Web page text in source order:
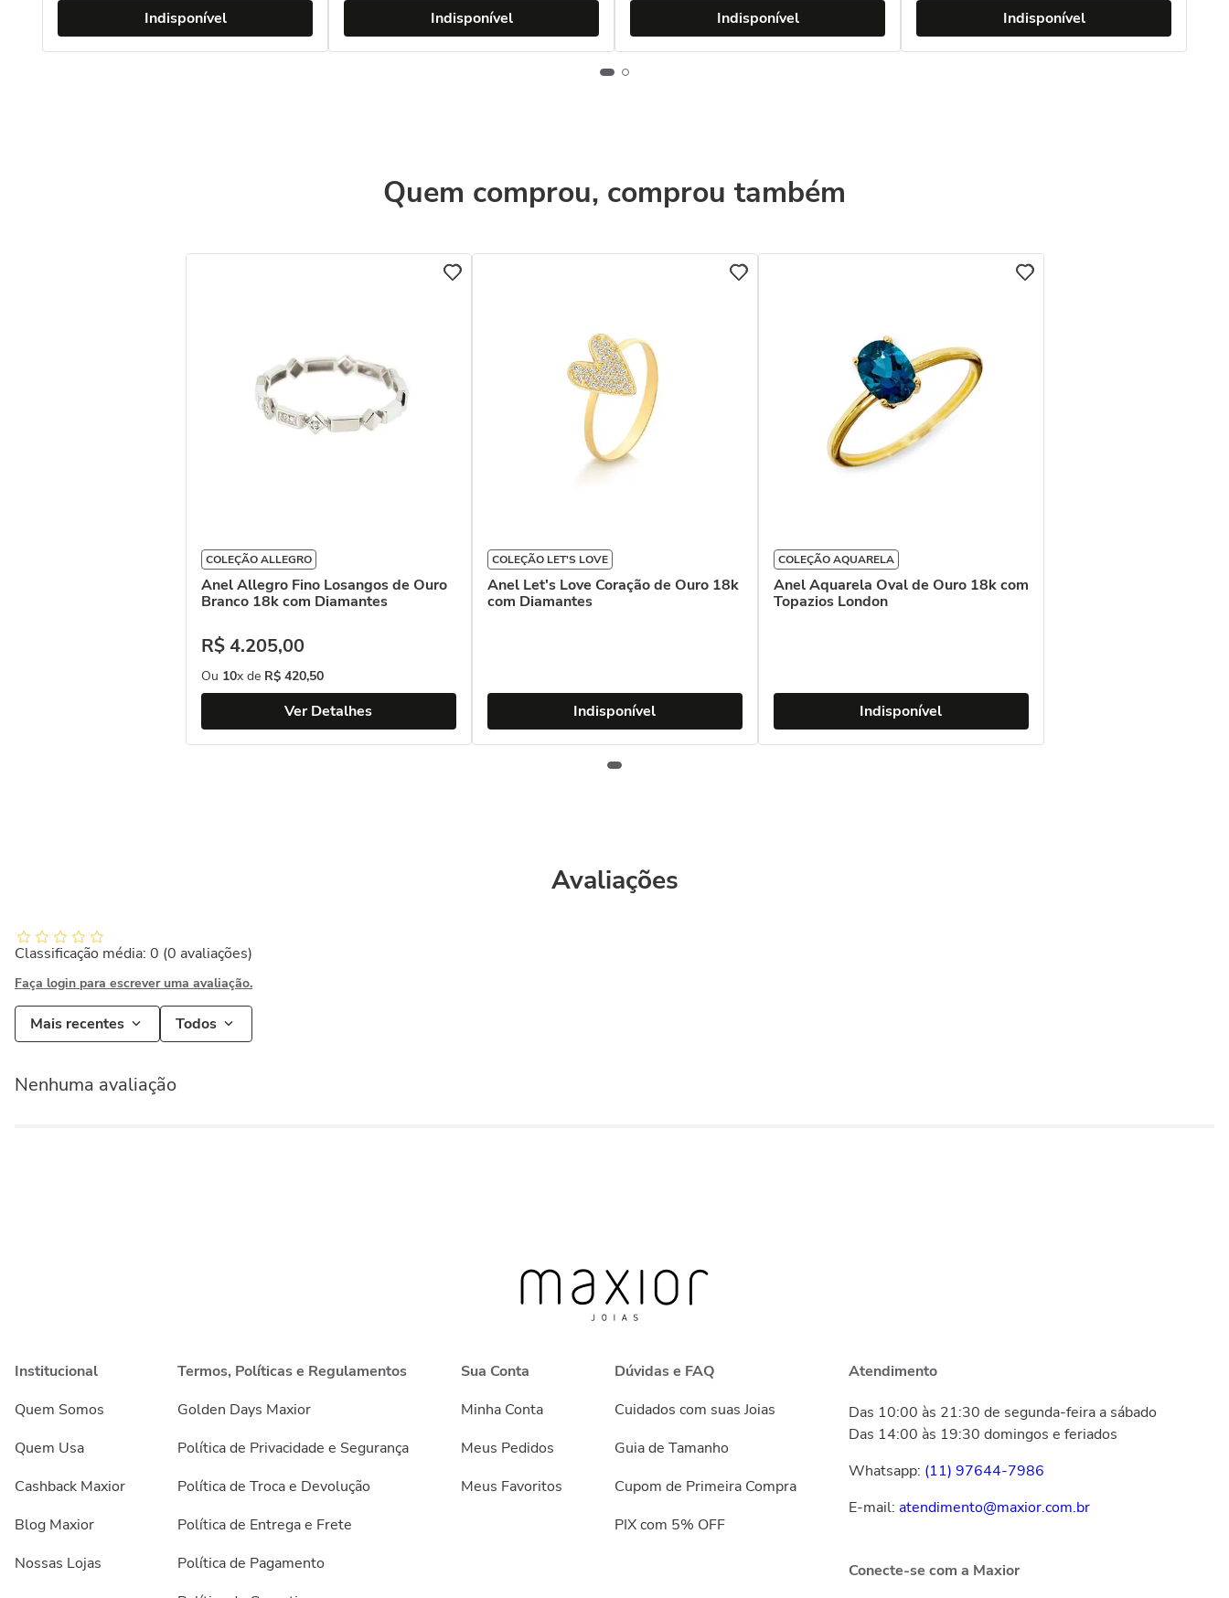
Indisponível Indisponível Indisponível Indisponível
Quem comprou, comprou também
COLEÇÃO ALLEGRO
Anel Allegro Fino Losangos de Ouro
Branco 18k com Diamantes
R$ 4.205,00
Ou 10x de R$ 420,50
Ver Detalhes
COLEÇÃO LET'S LOVE
Anel Let's Love Coração de Ouro 18k
com Diamantes
Indisponível
COLEÇÃO AQUARELA
Anel Aquarela Oval de Ouro 18k com
Topazios London
Indisponível
Avaliações
Classificação média: 0 (0 avaliações)
Faça login para escrever uma avaliação.
Mais recentes Todos
Nenhuma avaliação
Institucional
Quem Somos
Quem Usa
Cashback Maxior
Blog Maxior
Nossas Lojas
Termos, Políticas e Regulamentos
Golden Days Maxior
Política de Privacidade e Segurança
Política de Troca e Devolução
Política de Entrega e Frete
Política de Pagamento
Sua Conta
Minha Conta
Meus Pedidos
Meus Favoritos
Dúvidas e FAQ
Cuidados com suas Joias
Guia de Tamanho
Cupom de Primeira Compra
PIX com 5% OFF
Atendimento
Das 10:00 às 21:30 de segunda-feira a sábado
Das 14:00 às 19:30 domingos e feriados
Whatsapp: (11) 97644-7986
E-mail: atendimento@maxior.com.br
Conecte-se com a Maxior